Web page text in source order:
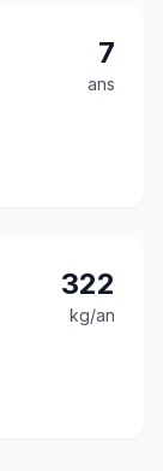
7
ans
322
kg/an